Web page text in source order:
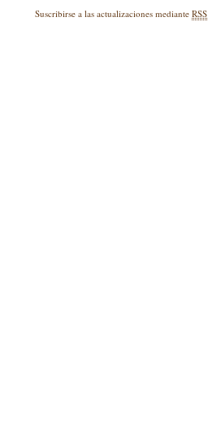
Suscribirse a las actualizaciones medianteRSS